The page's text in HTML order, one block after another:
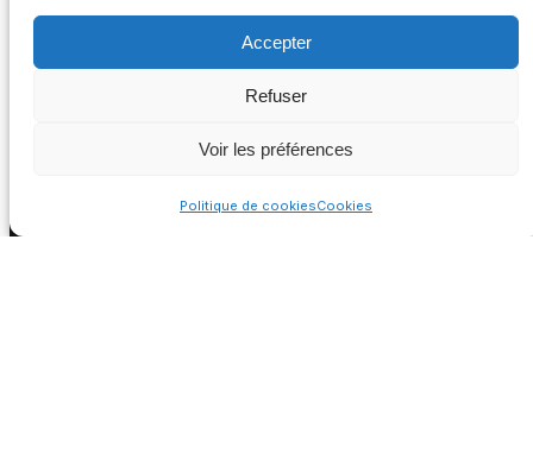
Accepter
Refuser
Voir les préférences
Politique de cookiesCookies